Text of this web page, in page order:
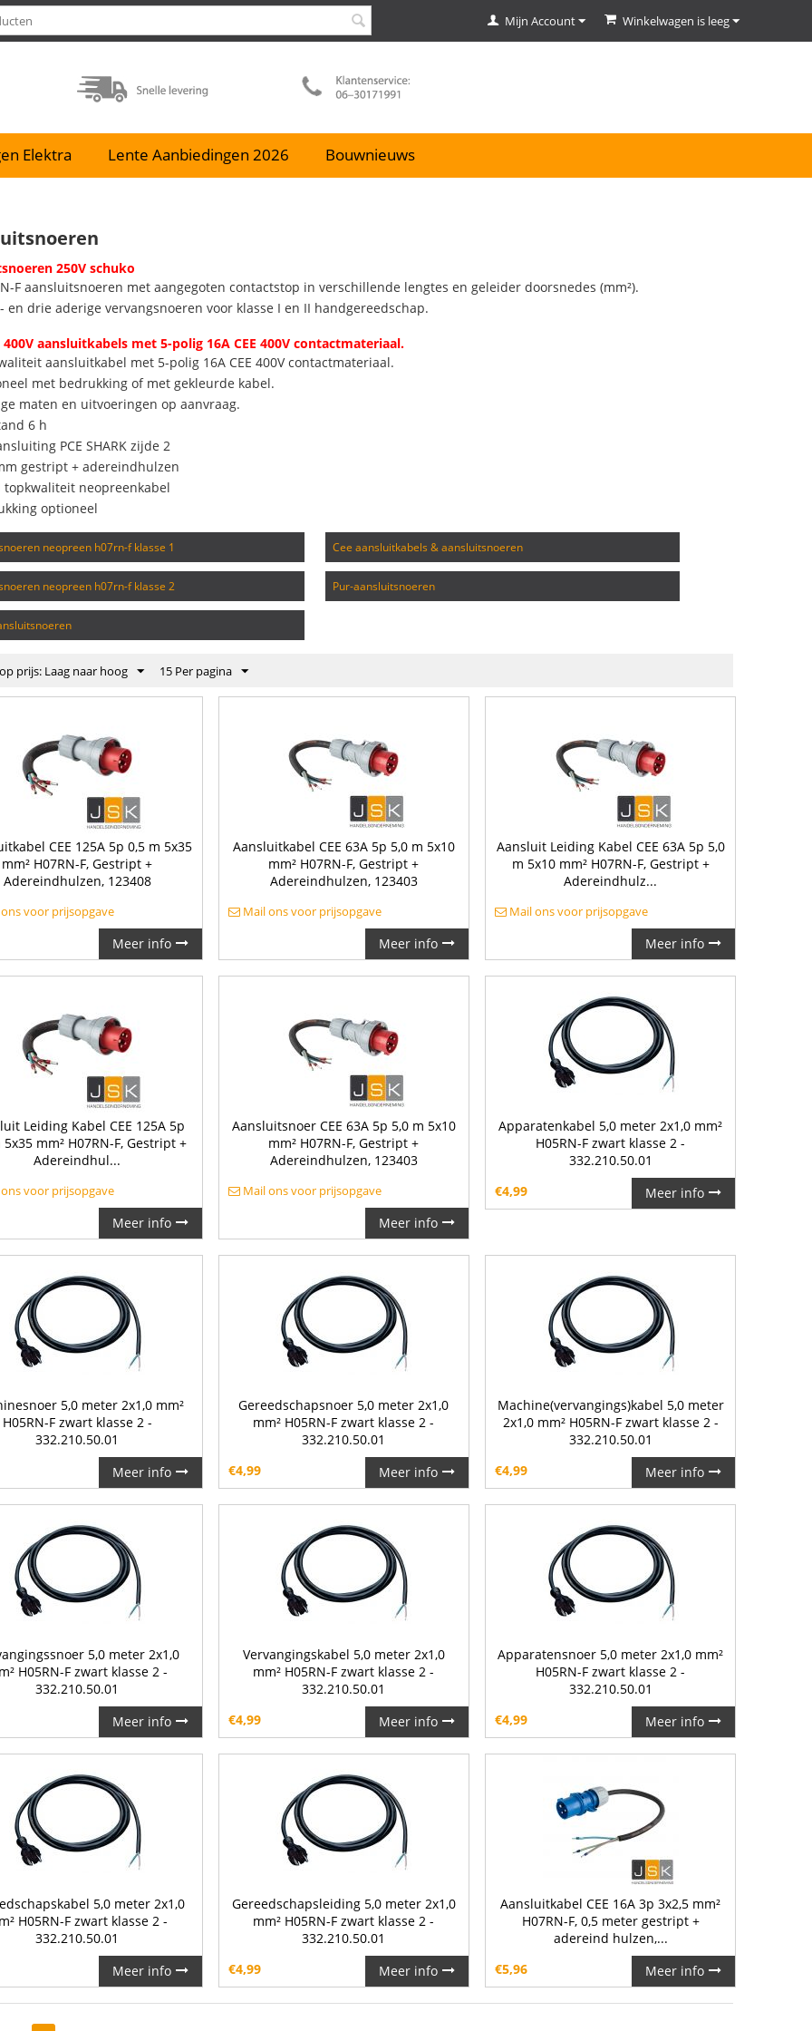
Winkelwagen is leeg
Mijn Account
Elektra Lente Aanbiedingen 2026 Bouwnieuws
250V schuko
F aansluitsnoeren met aangegoten contactstop in verschillende lengtes en geleider doorsnedes (mm²).
en drie aderige vervangsnoeren voor klasse I en II handgereedschap.
400V aansluitkabels met 5-polig 16A CEE 400V contactmateriaal.
aansluitkabel met 5-polig 16A CEE 400V contactmateriaal.
met bedrukking of met gekleurde kabel.
maten en uitvoeringen op aanvraag.
6 h
PCE SHARK zijde 2
gestript + adereindhulzen
topkwaliteit neopreenkabel
optioneel
neopreen h07rn-f klasse 1 cee aansluitkabels & aansluitsnoeren
neopreen h07rn-f klasse 2 pur-aansluitsnoeren
prijs: Laag naar hoog 15 Per pagina
CEE 125A 5p 0,5 m 5x35
mm² H07RN-F, Gestript +
Adereindhulzen, 123408
voor prijsopgave
Meer info
Aansluitkabel CEE 63A 5p 5,0 m 5x10
mm² H07RN-F, Gestript +
Adereindhulzen, 123403
Mail ons voor prijsopgave
Meer info
Aansluit Leiding Kabel CEE 63A 5p 5,0
m 5x10 mm² H07RN-F, Gestript +
Adereindhulz...
Mail ons voor prijsopgave
Meer info
Leiding Kabel CEE 125A 5p
5x35 mm² H07RN-F, Gestript +
Adereindhul...
voor prijsopgave
Meer info
Aansluitsnoer CEE 63A 5p 5,0 m 5x10
mm² H07RN-F, Gestript +
Adereindhulzen, 123403
Mail ons voor prijsopgave
Meer info
Apparatenkabel 5,0 meter 2x1,0 mm²
H05RN-F zwart klasse 2 -
332.210.50.01
€4,99 Meer info
5,0 meter 2x1,0 mm²
H05RN-F zwart klasse 2 -
332.210.50.01
Meer info
Gereedschapsnoer 5,0 meter 2x1,0
mm² H05RN-F zwart klasse 2 -
332.210.50.01
€4,99 Meer info
Machine(vervangings)kabel 5,0 meter
2x1,0 mm² H05RN-F zwart klasse 2 -
332.210.50.01
€4,99 Meer info
5,0 meter 2x1,0
H05RN-F zwart klasse 2 -
332.210.50.01
Meer info
Vervangingskabel 5,0 meter 2x1,0
mm² H05RN-F zwart klasse 2 -
332.210.50.01
€4,99 Meer info
Apparatensnoer 5,0 meter 2x1,0 mm²
H05RN-F zwart klasse 2 -
332.210.50.01
€4,99 Meer info
5,0 meter 2x1,0
H05RN-F zwart klasse 2 -
332.210.50.01
Meer info
Gereedschapsleiding 5,0 meter 2x1,0
mm² H05RN-F zwart klasse 2 -
332.210.50.01
€4,99 Meer info
Aansluitkabel CEE 16A 3p 3x2,5 mm²
H07RN-F, 0,5 meter gestript +
adereind hulzen,...
€5,96 Meer info